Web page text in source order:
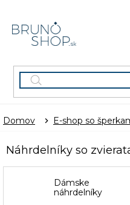
obsah
Domov E-shop so
Náhrdelníky so
Dámske
náhrdelníky